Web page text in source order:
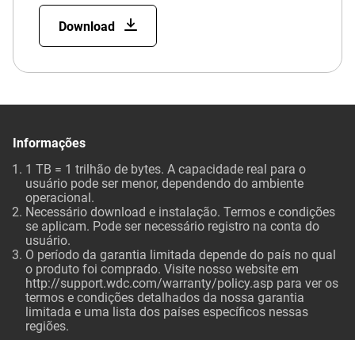
Download
Informações
1 TB = 1 trilhão de bytes. A capacidade real para o
usuário pode ser menor, dependendo do ambiente
operacional.
Necessário download e instalação. Termos e condições
se aplicam. Pode ser necessário registro na conta do
usuário.
O período da garantia limitada depende do país no qual
o produto foi comprado. Visite nosso website em
http://support.wdc.com/warranty/policy.asp para ver os
termos e condições detalhados da nossa garantia
limitada e uma lista dos países específicos nessas
regiões.